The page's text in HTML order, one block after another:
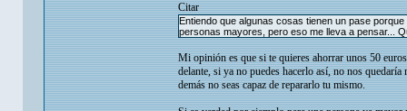
Citar
Entiendo que algunas cosas tienen un pase
personas mayores, pero eso me lleva a pensar...
Mi opinión es que si te quieres ahorrar unos 50
delante, si ya no puedes hacerlo así, no nos
demás no seas capaz de repararlo tu mismo.